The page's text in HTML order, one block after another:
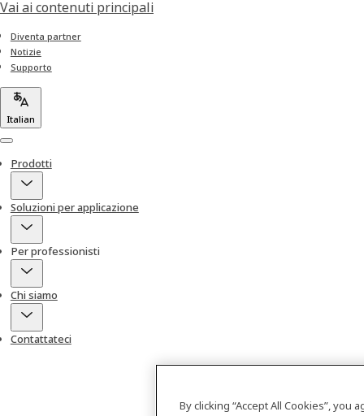
Vai ai contenuti principali
Diventa partner
Notizie
Supporto
Italian
Menu
Prodotti
Soluzioni per applicazione
Per professionisti
Chi siamo
Contattateci
By clicking “Accept All Cookies”,